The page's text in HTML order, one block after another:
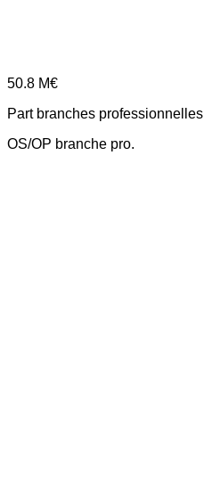
50.8 M€
Part branches professionnelles
OS/OP branche pro.